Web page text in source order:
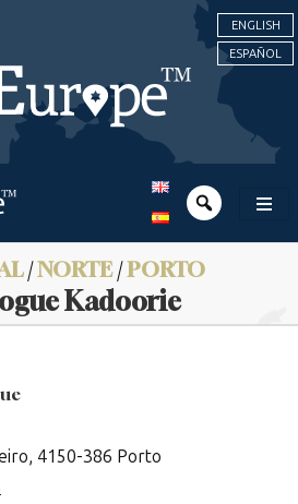
ENGLISH
ESPAÑOL
/NORTE/PORTO
Kadoorie
4150-386 Porto